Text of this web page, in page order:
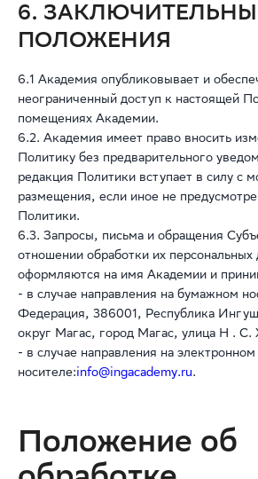
6.
ПОЛОЖЕНИЯ
6.1 Академия опубликовывает и
неограниченный доступ к настоящей
помещениях Академии.
6.2. Академия имеет право вносить
Политику без предварительного
редакция Политики вступает в силу с
размещения, если иное не
Политики.
6.3. Запросы, письма и обращения
отношении обработки их персональных
оформляются на имя Академии и
- в случае направления на бумажном
Федерация, 386001, Республика
округ Магас, город Магас, улица Н . С.
- в случае направления на электронном
носителе:info@ingacademy.ru.
Положение об